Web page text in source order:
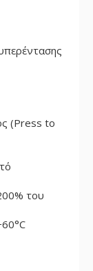
(Press to
του